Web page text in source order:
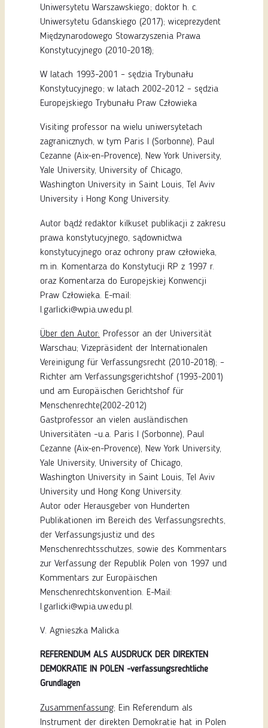
Uniwersytetu Warszawskiego; doktor h. c.
Uniwersytetu Gdanskiego (2017); wiceprezydent
Międzynarodowego Stowarzyszenia Prawa
Konstytucyjnego (2010-2018);
W latach 1993-2001 – sędzia Trybunału
Konstytucyjnego; w latach 2002-2012 – sędzia
Europejskiego Trybunału Praw Człowieka
Visiting professor na wielu uniwersytetach
zagranicznych, w tym Paris I (Sorbonne), Paul
Cezanne (Aix-en-Provence), New York University,
Yale University, University of Chicago,
Washington University in Saint Louis, Tel Aviv
University i Hong Kong University.
Autor bądź redaktor kilkuset publikacji z zakresu
prawa konstytucyjnego, sądownictwa
konstytucyjnego oraz ochrony praw człowieka,
m.in. Komentarza do Konstytucji RP z 1997 r.
oraz Komentarza do Europejskiej Konwencji
Praw Człowieka. E-mail:
l.garlicki@wpia.uw.edu.pl.
Über den Autor: Professor an der Universität
Warschau; Vizepräsident der Internationalen
Vereinigung für Verfassungsrecht (2010-2018); –
Richter am Verfassungsgerichtshof (1993-2001)
und am Europäischen Gerichtshof für
Menschenrechte(2002-2012)
Gastprofessor an vielen ausländischen
Universitäten –u.a.Paris I (Sorbonne), Paul
Cezanne (Aix-en-Provence), New York University,
Yale University, University of Chicago,
Washington University in Saint Louis, Tel Aviv
University und Hong Kong University.
Autor oder Herausgeber von Hunderten
Publikationen im Bereich des Verfassungsrechts,
der Verfassungsjustiz und des
Menschenrechtsschutzes, sowie des Kommentars
zur Verfassung der Republik Polen von 1997 und
Kommentars zur Europäischen
Menschenrechtskonvention. E-Mail:
l.garlicki@wpia.uw.edu.pl.
V. Agnieszka Malicka
REFERENDUM ALS AUSDRUCK DER DIREKTEN
DEMOKRATIE IN POLEN -verfassungsrechtliche
Grundlagen
Zusammenfassung; Ein Referendum als
Instrument der direkten Demokratie hat in Polen